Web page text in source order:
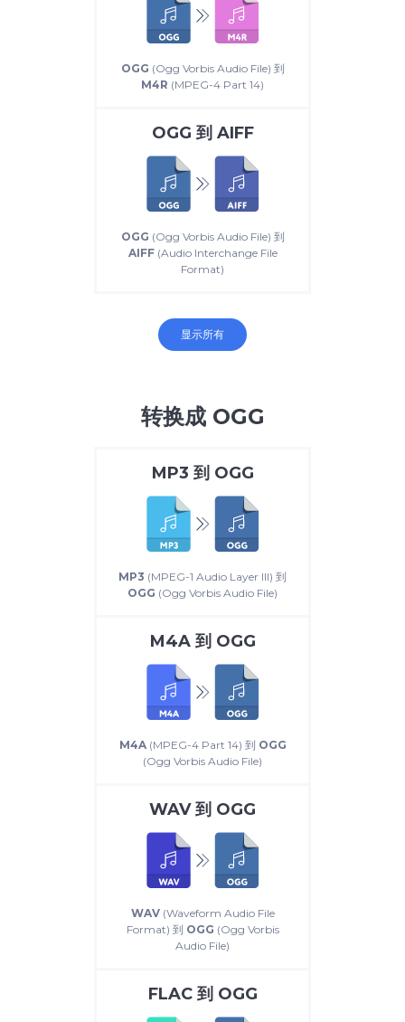
OGG (Ogg Vorbis Audio File) 到
M4R (MPEG-4 Part 14)
OGG 到 AIFF
OGG (Ogg Vorbis Audio File) 到
AIFF(Audio Interchange File
Format)
显示所有
转换成 OGG
MP3 到 OGG
MP3 (MPEG-1 Audio Layer III) 到
OGG (Ogg Vorbis Audio File)
M4A到 OGG
M4A(MPEG-4 Part 14) 到 OGG
(Ogg Vorbis Audio File)
WAV到 OGG
WAV(Waveform Audio File
Format) 到 OGG (Ogg Vorbis
Audio File)
FLAC到 OGG